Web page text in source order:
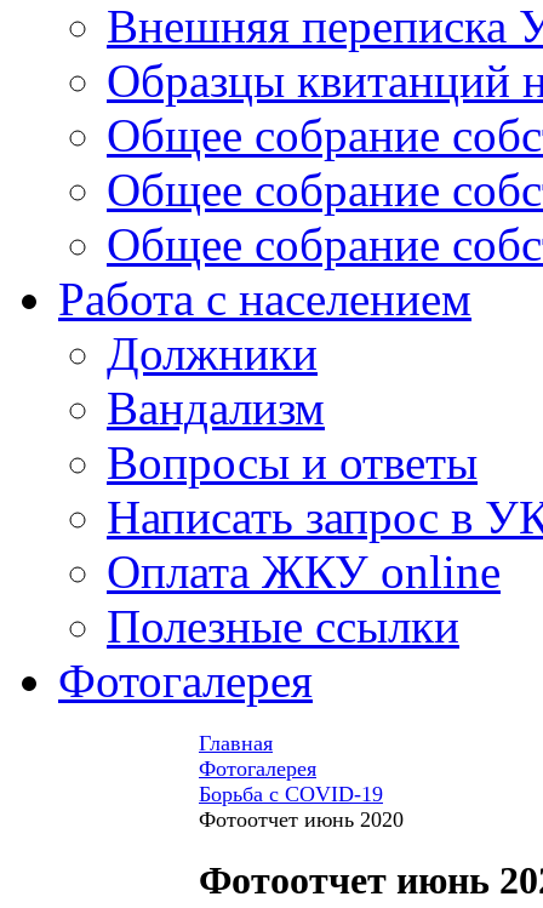
Внешняя переписка
Образцы квитанций
Общее собрание
Общее собрание
Общее собрание
Работа с населением
Должники
Вандализм
Вопросы и ответы
Написать запрос в
Оплата ЖКУ online
Полезные ссылки
Фотогалерея
Главная
Фотогалерея
Борьба с COVID-19
Фотоотчет июнь 2020
Фотоотчет июнь